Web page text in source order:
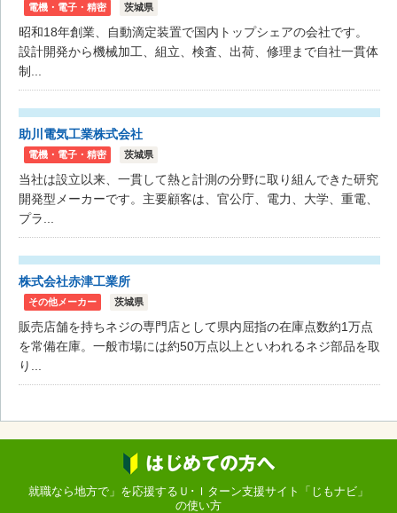
電機・電子・精密 茨城県
昭和18年創業、自動滴定装置で国内トップシェアの会社です。
設計開発から機械加工、組立、検査、出荷、修理まで自社一貫体
制...
助川電気工業株式会社
電機・電子・精密 茨城県
当社は設立以来、一貫して熱と計測の分野に取り組んできた研究
開発型メーカーです。主要顧客は、官公庁、電力、大学、重電、
プラ...
株式会社赤津工業所
その他メーカー 茨城県
販売店舗を持ちネジの専門店として県内屈指の在庫点数約1万点
を常備在庫。一般市場には約50万点以上といわれるネジ部品を取
り...
就職なら地方で」を応援するＵ･Ｉターン支援サイト「じもナビ」
の使い方